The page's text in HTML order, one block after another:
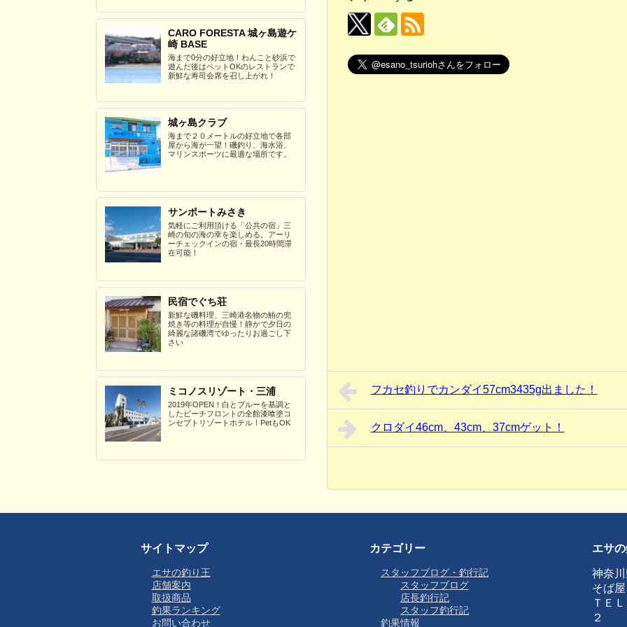
フカセ釣りでカンダイ57cm3435g出ました！
クロダイ46cm、43cm、37cmゲット！
CARO FORESTA 城ヶ島遊ケ
崎 BASE
海まで0分の好立地！わんこと砂浜で
遊んだ後はペットOKのレストランで
新鮮な寿司会席を召し上がれ！
城ヶ島クラブ
海まで２０メートルの好立地で各部
屋から海が一望！磯釣り、海水浴、
マリンスポーツに最適な場所です。
サンポートみさき
気軽にご利用頂ける「公共の宿」三
崎の旬の海の幸を楽しめる。アーリ
ーチェックインの宿・最長20時間滞
在可能！
民宿でぐち荘
新鮮な磯料理、三崎港名物の鮪の兜
焼き等の料理が自慢！静かで夕日の
綺麗な諸磯湾でゆったりお過ごし下
さい
ミコノスリゾート・三浦
2019年OPEN！白とブルーを基調と
したビーチフロントの全館漆喰塗コ
ンセプトリゾートホテル！PetもOK
サイトマップ
エサの釣り王
店舗案内
取扱商品
釣果ランキング
お問い合わせ
カテゴリー
スタッフブログ・釣行記
スタッフブログ
店長釣行記
スタッフ釣行記
釣果情報
エサ
神奈
そば
ＴＥ
２